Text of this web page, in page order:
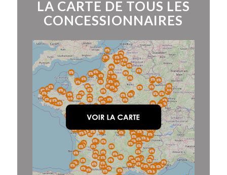
LA CARTE DE TOUS LES
CONCESSIONNAIRES